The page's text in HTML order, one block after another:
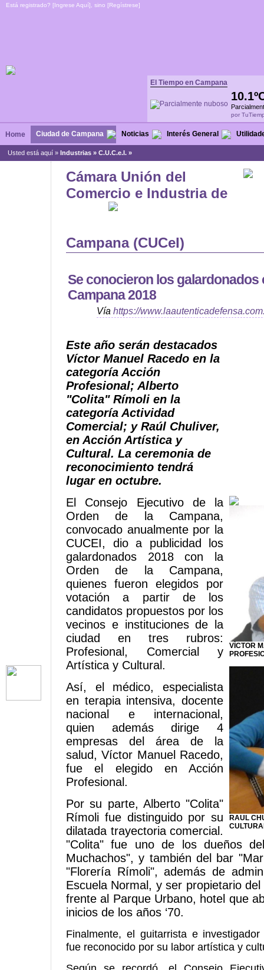
Está registrado? [Ingrese Aquí], sino [Regístrese]
El Tiempo en Campana
por
Home Ciudad de Campana Noticias Interés General
Usted está aquí » Industrias » C.U.C.e.I. »
Cámara Unión del
Comercio e Industria de
Campana (CUCeI)
Se conocieron los galardonados
Campana 2018
Vía https://
VÌCTOR
RAUL
Este año serán destacados
Víctor Manuel Racedo en la
categoría Acción
Profesional; Alberto
"Colita" Rímoli en la
categoría Actividad
Comercial; y Raúl Chuliver,
en Acción Artística y
Cultural. La ceremonia de
reconocimiento tendrá
lugar en octubre.
El Consejo Ejecutivo de la
Orden de la Campana,
convocado anualmente por la
CUCEI, dio a publicidad los
galardonados 2018 con la
Orden de la Campana,
quienes fueron elegidos por
votación a partir de los
candidatos propuestos por los
vecinos e instituciones de la
ciudad en tres rubros:
Profesional, Comercial y
Artística y Cultural.
Así, el médico, especialista
en terapia intensiva, docente
nacional e internacional,
quien además dirige 4
empresas del área de la
salud, Víctor Manuel Racedo,
fue el elegido en Acción
Profesional.
Por su parte, Alberto "Colita"
Rímoli fue distinguido por su
dilatada trayectoria comercial.
"Colita" fue uno de los dueños
Muchachos", y también del bar
"Florería Rímoli", además de
Escuela Normal, y ser propietario
frente al Parque Urbano, hotel que
inicios de los años ‘70.
Finalmente, el guitarrista e
fue reconocido por su labor artística y